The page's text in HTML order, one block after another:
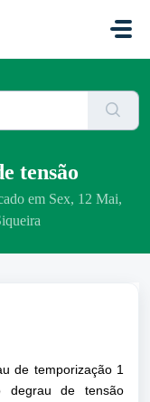
tensão
em Sex, 12 Mai,
de temporização 1
de tensão